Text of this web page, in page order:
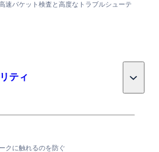
速パケット検査と高度なトラブルシューテ
ティ
クに触れるのを防ぐ